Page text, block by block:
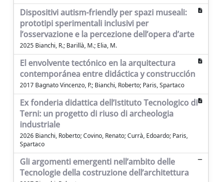
Dispositivi autism-friendly per spazi museali:
prototipi sperimentali inclusivi per
l’osservazione e la percezione dell’opera d’arte
2025 Bianchi, R.; Barillà, M.; Elia, M.
El envolvente tectónico en la arquitectura
contemporánea entre didáctica y construcción
2017 Bagnato Vincenzo, P.; Bianchi, Roberto; Paris, Spartaco
Ex fonderia didattica dell’Istituto Tecnologico di
Terni: un progetto di riuso di archeologia
industriale
2026 Bianchi, Roberto; Covino, Renato; Currà, Edoardo; Paris,
Spartaco
Gli argomenti emergenti nell’ambito delle
Tecnologie della costruzione dell’architettura